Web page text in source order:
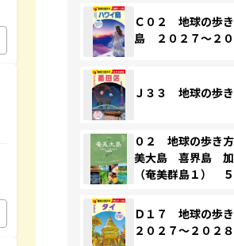
Ｃ０２ 地球の歩
島 ２０２７～２
Ｊ３３ 地球の歩
０２ 地球の歩
美大島 喜界島 加
（奄美群島１）
Ｄ１７ 地球の歩
２０２７～２０２８